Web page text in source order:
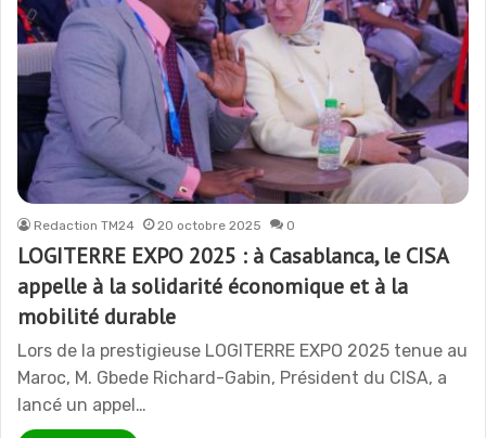
Redaction TM24 20 octobre 2025 0
LOGITERRE EXPO 2025 : à Casablanca, le CISA
appelle à la solidarité économique et à la
mobilité durable
Lors de la prestigieuse LOGITERRE EXPO 2025 tenue au
Maroc, M. Gbede Richard-Gabin, Président du CISA, a
lancé un appel…